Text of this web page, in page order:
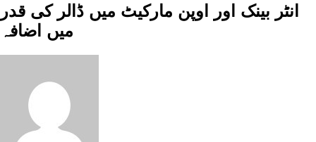
انٹر بینک اور اوپن مارکیٹ میں ڈالر کی قدر
میں اضافہ